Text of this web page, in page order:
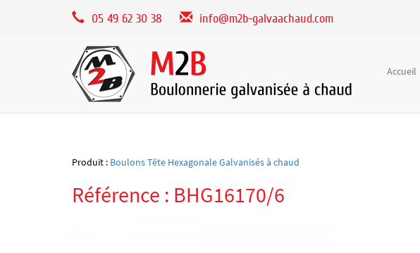
05 49 62 30 38 info@m2b-galvaachaud.com
Accueil
Produit : Boulons Tête Hexagonale Galvanisés à chaud
Référence : BHG16170/6